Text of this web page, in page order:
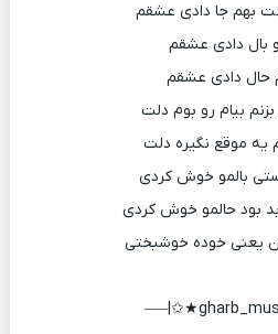
ﺑﻬﻢ ﺟﺎ دادی ﻋﺸﻘﻢ
ﺑﺎل دادی ﻋﺸﻘﻢ
ﺣﺎل دادی ﻋﺸﻘﻢ
ﺑﻴﺎم رو ﺑﻮم دﻟﺖ
ﻳﻪ ﻣﻮﻗﻊ ﻧﮕﻴﺮه دﻟﺖ
ﺑﺎﻟﻤﻮ ﺧﻮش ﻛﺮدی
ﺑﻮد ﺣﺎﻟﻤﻮ ﺧﻮش ﻛﺮدی
ﻳﻌﻨﻰ ﺧﻮده ﺧﻮﺷﺒﺨﺘﻰ